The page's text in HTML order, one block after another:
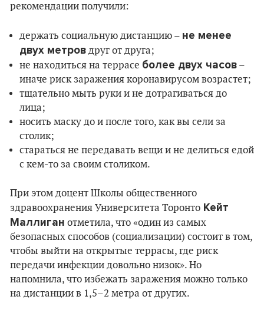
рекомендации получили:
держать социальную дистанцию – не менее
двух метров друг от друга;
не находиться на террасе более двух часов –
иначе риск заражения коронавирусом возрастет;
тщательно мыть руки и не дотрагиваться до
лица;
носить маску до и после того, как вы сели за
столик;
стараться не передавать вещи и не делиться едой
с кем-то за своим столиком.
При этом доцент Школы общественного
здравоохранения Университета Торонто Кейт
Маллиган отметила, что «один из самых
безопасных способов (социализации) состоит в том,
чтобы выйти на открытые террасы, где риск
передачи инфекции довольно низок». Но
напомнила, что избежать заражения можно только
на дистанции в 1,5–2 метра от других.